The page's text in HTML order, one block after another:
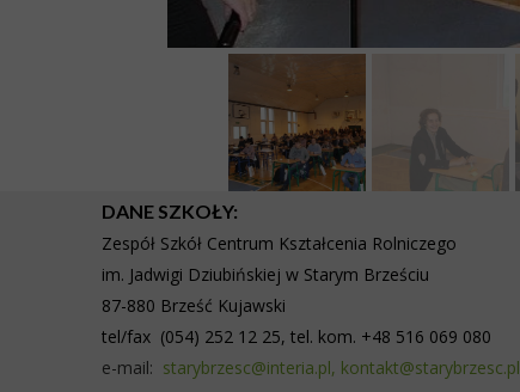
DANE SZKOŁY:
Zespół Szkół Centrum Kształcenia Rolniczego
im. Jadwigi Dziubińskiej w Starym Brześciu
87-880 Brześć Kujawski
tel/fax (054) 252 12 25, tel. kom. +48 516 069 080
e-mail: starybrzesc@interia.pl, kontakt@starybrzesc.pl